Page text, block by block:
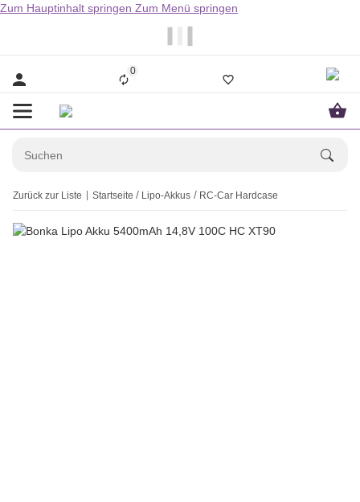
Zum Hauptinhalt springen Zum Menü springen
Bestellungen bis 14.00Uhr werden
0
Zurück zur Liste Startseite Lipo-Akkus RC-Car Hardcase